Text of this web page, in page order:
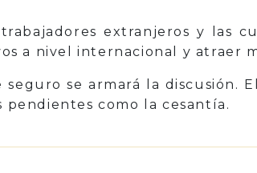
extranjeros y las
a nivel internacional y atraer
se armará la discusión.
como la cesantía.